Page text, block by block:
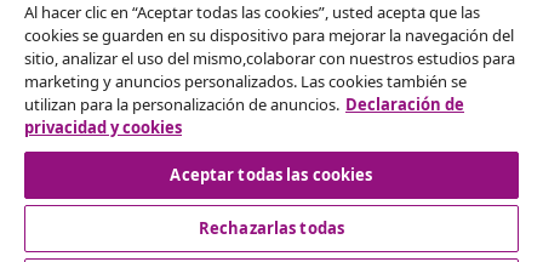
vidaXL
Descubre mas
Al hacer clic en “Aceptar todas las cookies”, usted acepta que las
cookies se guarden en su dispositivo para mejorar la navegación del
sitio, analizar el uso del mismo,colaborar con nuestros estudios para
marketing y anuncios personalizados. Las cookies también se
utilizan para la personalización de anuncios. Declaración de
privacidad y cookies
Aceptar todas las cookies
Rechazarlas todas